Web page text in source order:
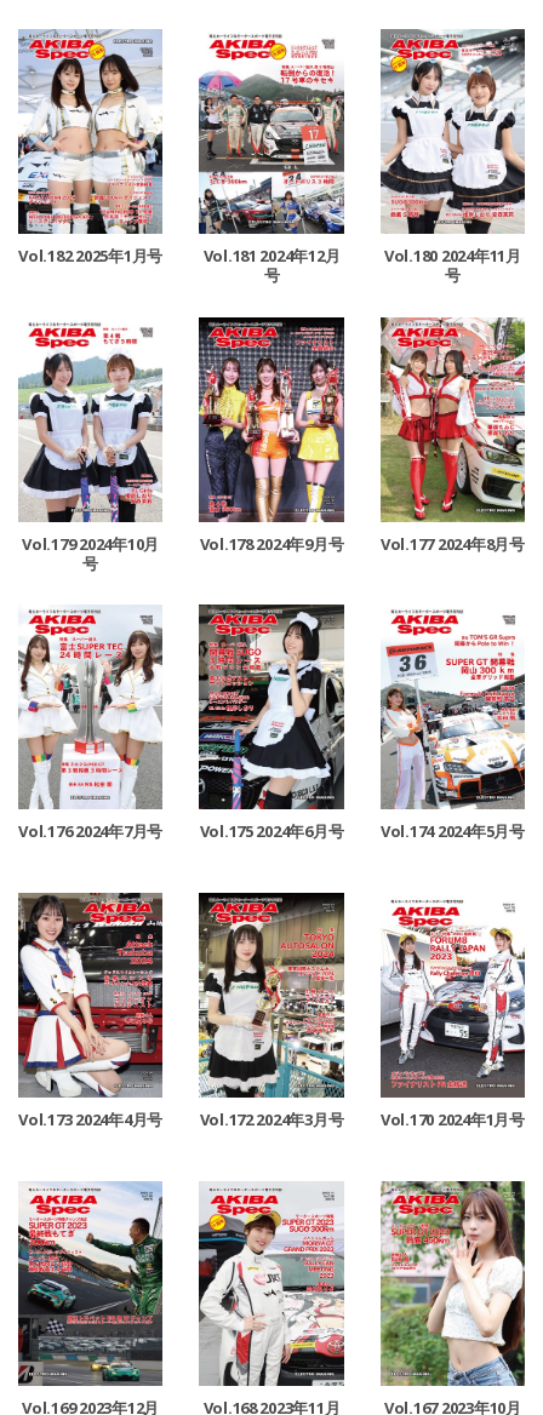
Vol.182 2025年1月号
Vol.181 2024年12月
号
Vol.180 2024年11月
号
Vol.179 2024年10月
号
Vol.178 2024年9月号 Vol.177 2024年8月号
Vol.176 2024年7月号 Vol.175 2024年6月号 Vol.174 2024年5月号
Vol.173 2024年4月号 Vol.172 2024年3月号 Vol.170 2024年1月号
Vol.169 2023年12月 Vol.168 2023年11月 Vol.167 2023年10月